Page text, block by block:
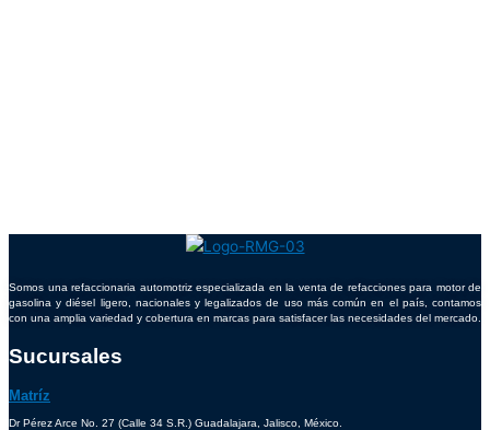
Somos una refaccionaria automotriz especializada en la venta de refacciones para motor de
gasolina y diésel ligero, nacionales y legalizados de uso más común en el país, contamos
con una amplia variedad y cobertura en marcas para satisfacer las necesidades del mercado.
Sucursales
Matríz
Dr Pérez Arce No. 27 (Calle 34 S.R.) Guadalajara, Jalisco, México.